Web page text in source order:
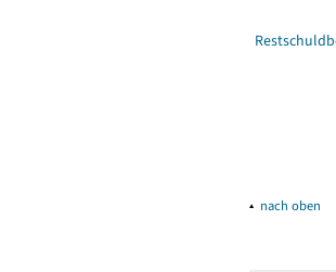
▴ nach oben